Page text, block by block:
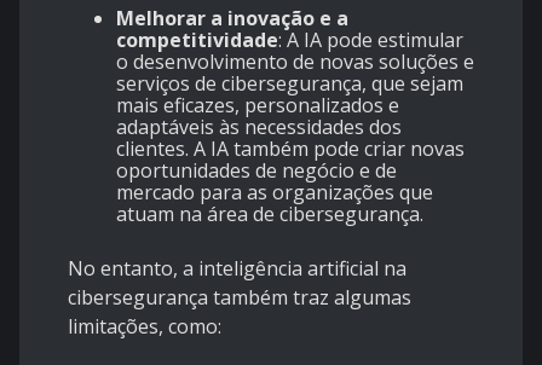
Melhorar a inovação e a
competitividade: A IA pode estimular
o desenvolvimento de novas soluções e
serviços de cibersegurança, que sejam
mais eficazes, personalizados e
adaptáveis às necessidades dos
clientes. A IA também pode criar novas
oportunidades de negócio e de
mercado para as organizações que
atuam na área de cibersegurança.
No entanto, a inteligência artificial na
cibersegurança também traz algumas
limitações, como: